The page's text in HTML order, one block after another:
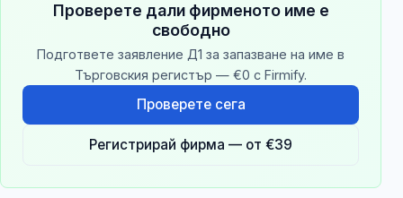
Проверете дали фирменото име е
свободно
Подгответе заявление Д1 за запазване на име в
Търговския регистър — €0 с Firmify.
Проверете сега
Регистрирай фирма — от €39